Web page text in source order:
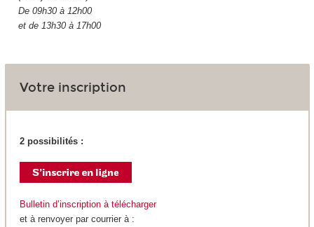
De 09h30 à 12h00
et de 13h30 à 17h00
Votre inscription
2 possibilités :
Bulletin d’inscription à télécharger
et à renvoyer par courrier à :